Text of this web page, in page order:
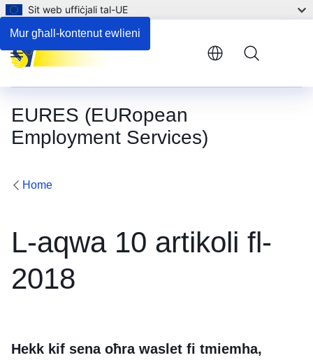
Mur għall-kontenut ewlieni
Sit web uffiċjali tal-UE
EURES (EURopean
Employment Services)
Menu
Home
L-aqwa 10 artikoli fl-
2018
Hekk kif sena oħra waslet fi tmiemha,